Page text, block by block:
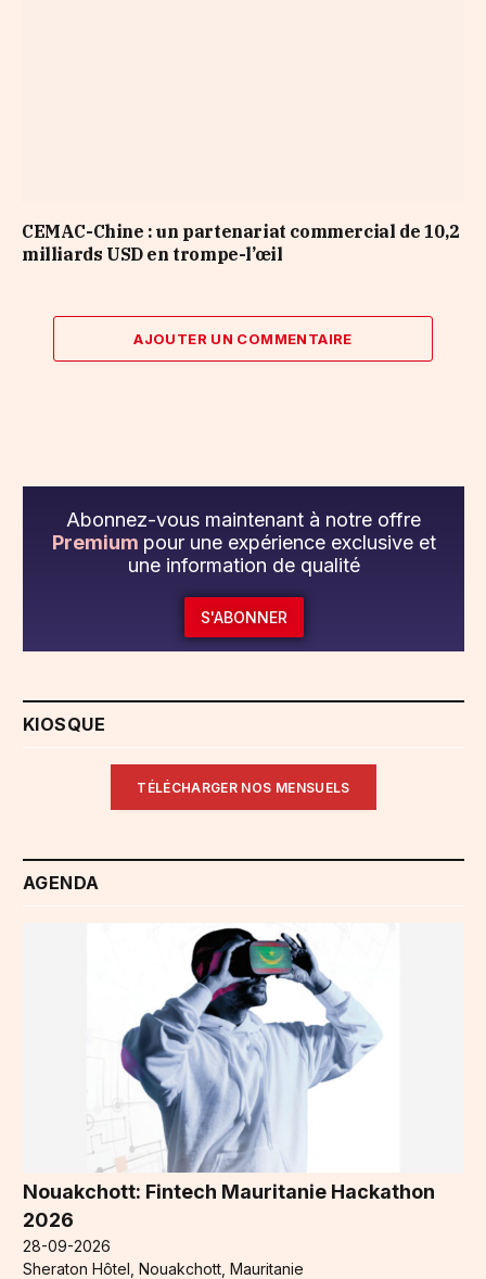
CEMAC-Chine : un partenariat commercial de 10,2
milliards USD en trompe-l’œil
AJOUTER UN COMMENTAIRE
Abonnez-vous maintenant à notre offre
Premium pour une expérience exclusive et
une information de qualité
S'ABONNER
KIOSQUE
TÉLÉCHARGER NOS MENSUELS
AGENDA
Nouakchott: Fintech Mauritanie Hackathon
2026
28-09-2026
Sheraton Hôtel, Nouakchott, Mauritanie